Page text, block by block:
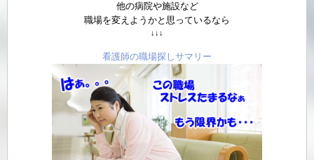
他の病院や施設など
職場を変えようかと思っているなら
↓↓↓
看護師の職場探しサマリー